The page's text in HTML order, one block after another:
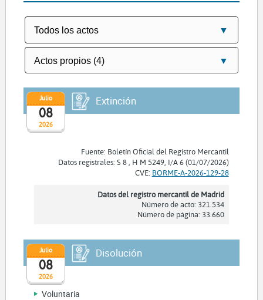
2026
Julio
08
Extinción
Fuente: Boletín Oficial del Registro Mercantil
Datos registrales: S 8 , H M 5249, I/A 6 (01/07/2026)
CVE: BORME-A-2026-129-28
Datos del registro mercantil de Madrid
Número de acto: 321.534
Número de página: 33.660
2026
Julio
08
Disolución
Voluntaria